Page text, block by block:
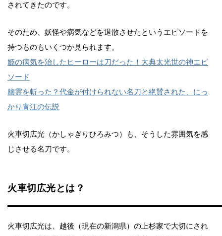
されてきたのです。
そのため、妖怪や病気などを退散させたというエピソードを
持つものもいくつか見られます。
姫の病気を治したヒーローは刀だった！大典太光世の神エピ
ソード
幽霊を斬った？代金が付けられない名刀と絶賛された、にっ
かり青江の伝説
火車切広光（かしゃぎりひろみつ）も、そうした雰囲気を感
じさせる名刀です。
火車切広光とは？
火車切広光は、越後（現在の新潟県）の上杉家で大切にされ